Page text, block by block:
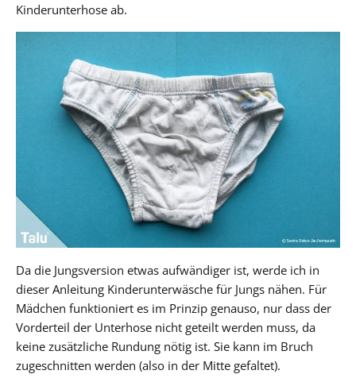
Kinderunterhose ab.
Da die Jungsversion etwas aufwändiger ist, werde ich in
dieser Anleitung Kinderunterwäsche für Jungs nähen. Für
Mädchen funktioniert es im Prinzip genauso, nur dass der
Vorderteil der Unterhose nicht geteilt werden muss, da
keine zusätzliche Rundung nötig ist. Sie kann im Bruch
zugeschnitten werden (also in der Mitte gefaltet).